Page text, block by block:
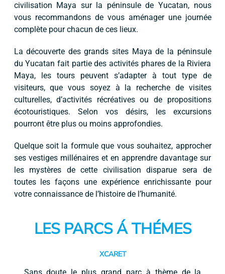
civilisation Maya sur la péninsule de Yucatan, nous
vous recommandons de vous aménager une journée
complète pour chacun de ces lieux.
La découverte des grands sites Maya de la péninsule
du Yucatan fait partie des activités phares de la Riviera
Maya, les tours peuvent s’adapter à tout type de
visiteurs, que vous soyez à la recherche de visites
culturelles, d’activités récréatives ou de propositions
écotouristiques. Selon vos désirs, les excursions
pourront être plus ou moins approfondies.
Quelque soit la formule que vous souhaitez, approcher
ses vestiges millénaires et en apprendre davantage sur
les mystères de cette civilisation disparue sera de
toutes les façons une expérience enrichissante pour
votre connaissance de l’histoire de l’humanité.
LES PARCS Á THÉMES
XCARET